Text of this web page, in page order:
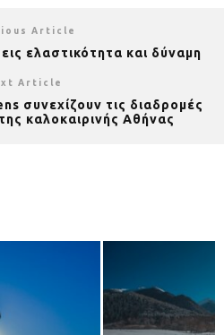
Article
ελαστικότητα και δύναμη
Article
συνεχίζουν τις διαδρομές
καλοκαιρινής Αθήνας